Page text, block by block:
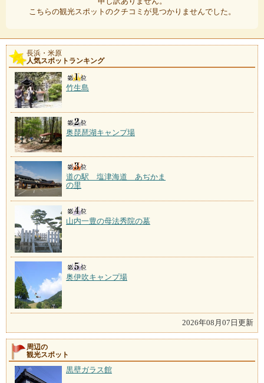
こちらの観光スポットのクチコミが見つかりませんでした。
長浜・米原
人気スポットランキング
竹生島
奥琵琶湖キャンプ場
道の駅 塩津海道 あぢかま
の里
山内一豊の母法秀院の墓
奥伊吹キャンプ場
2026年08月07日更新
周辺の
観光スポット
黒壁ガラス館